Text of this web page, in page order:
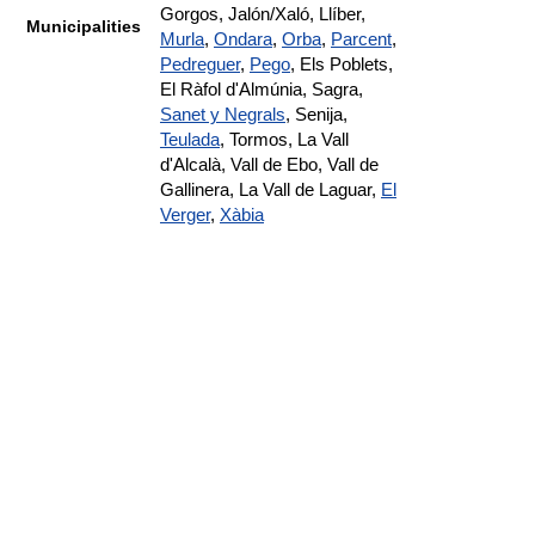
Municipalities
Gorgos, Jalón/Xaló, Llíber,
Murla, Ondara, Orba, Parcent,
Pedreguer, Pego, Els Poblets,
El Ràfol d'Almúnia, Sagra,
Sanet y Negrals, Senija,
Teulada, Tormos, La Vall
d'Alcalà, Vall de Ebo, Vall de
Gallinera, La Vall de Laguar, El
Verger, Xàbia